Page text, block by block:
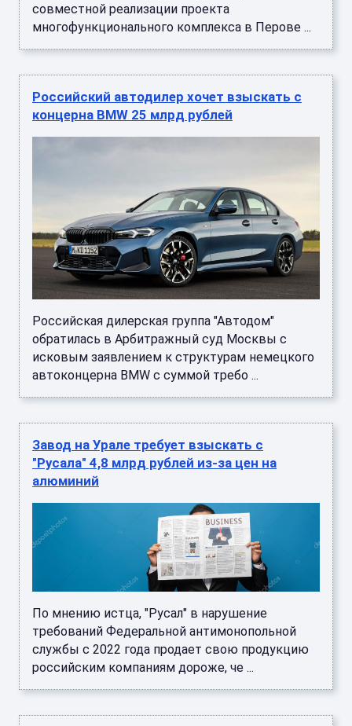
совместной реализации проекта
многофункционального комплекса в Перове ...
Российский автодилер хочет взыскать с
концерна BMW 25 млрд рублей
Российская дилерская группа "Автодом"
обратилась в Арбитражный суд Москвы с
исковым заявлением к структурам немецкого
автоконцерна BMW с суммой требо ...
Завод на Урале требует взыскать с
"Русала" 4,8 млрд рублей из-за цен на
алюминий
По мнению истца, "Русал" в нарушение
требований Федеральной антимонопольной
службы с 2022 года продает свою продукцию
российским компаниям дороже, че ...